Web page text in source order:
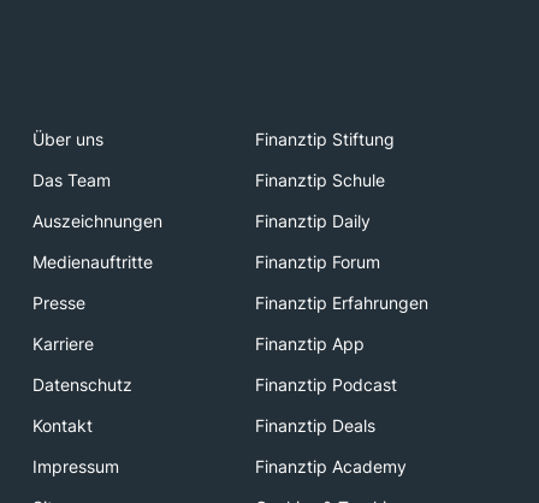
Über uns
Finanztip Stiftung
Das Team
Finanztip Schule
Auszeichnungen
Finanztip Daily
Medienauftritte
Finanztip Forum
Presse
Finanztip Erfahrungen
Karriere
Finanztip App
Datenschutz
Finanztip Podcast
Kontakt
Finanztip Deals
Impressum
Finanztip Academy